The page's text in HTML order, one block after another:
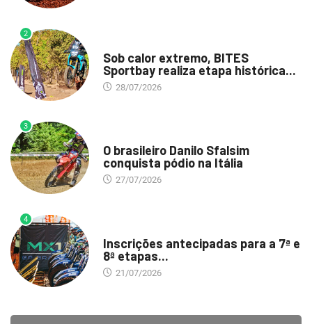
2
Sob calor extremo, BITES
Sportbay realiza etapa histórica...
28/07/2026
3
O brasileiro Danilo Sfalsim
conquista pódio na Itália
27/07/2026
4
Inscrições antecipadas para a 7ª e
8ª etapas...
21/07/2026